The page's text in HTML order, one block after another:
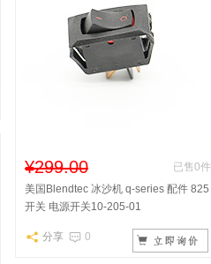
¥299.00
已售0件
美国Blendtec 冰沙机 q-series 配件 825
开关 电源开关10-205-01
分享 0